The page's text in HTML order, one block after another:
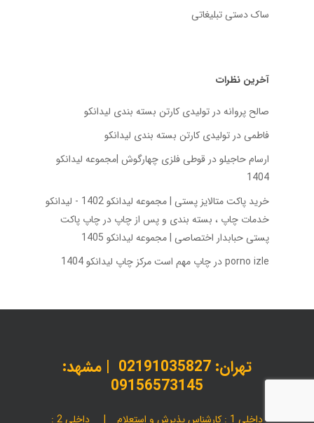
ساک دستی تبلیغاتی
آخرین نظرات
صالح پروانهدر تولیدی کارتن بسته‌ بندی لیدانکو
فاطمیدر تولیدی کارتن بسته‌ بندی لیدانکو
ارسام حاجیلودر قوطی فلزی چهارگوش |مجموعه لیدانکو
1404
خرید پاکت متالایز پستی | مجموعه لیدانکو 1402 - لیدانکو
خدمات چاپ ، بسته بندی و پس از چاپ در چاپ پاکت
پستی حبابدار اختصاصی | مجموعه لیدانکو 1405
porno izleدر چاپ مهم است مرکز چاپ لیدانکو 1404
تهران: 02191035827 | مشهد:
09156573145
داخلی 1 : کارشناس پذیرش و استعلام | داخلی 2 :